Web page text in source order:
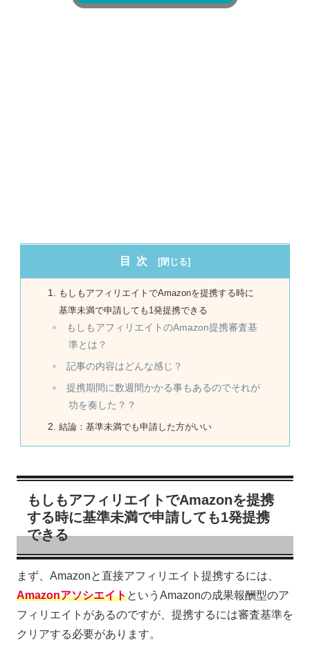
目次
もしもアフィリエイトでAmazonを提携する時に
基準未満で申請しても1発提携できる
もしもアフィリエイトのAmazon提携審査基
準とは？
記事の内容はどんな感じ？
提携期間に数週間かかる事もあるのでそれが
功を奏した？？
結論：基準未満でも申請した方がいい
もしもアフィリエイトでAmazonを提携
する時に基準未満で申請しても1発提携
できる
まず、Amazonと直接アフィリエイト提携するには、
AmazonアソシエイトというAmazonの成果報酬型のア
フィリエイトがあるのですが、提携するには審査基準を
クリアする必要があります。